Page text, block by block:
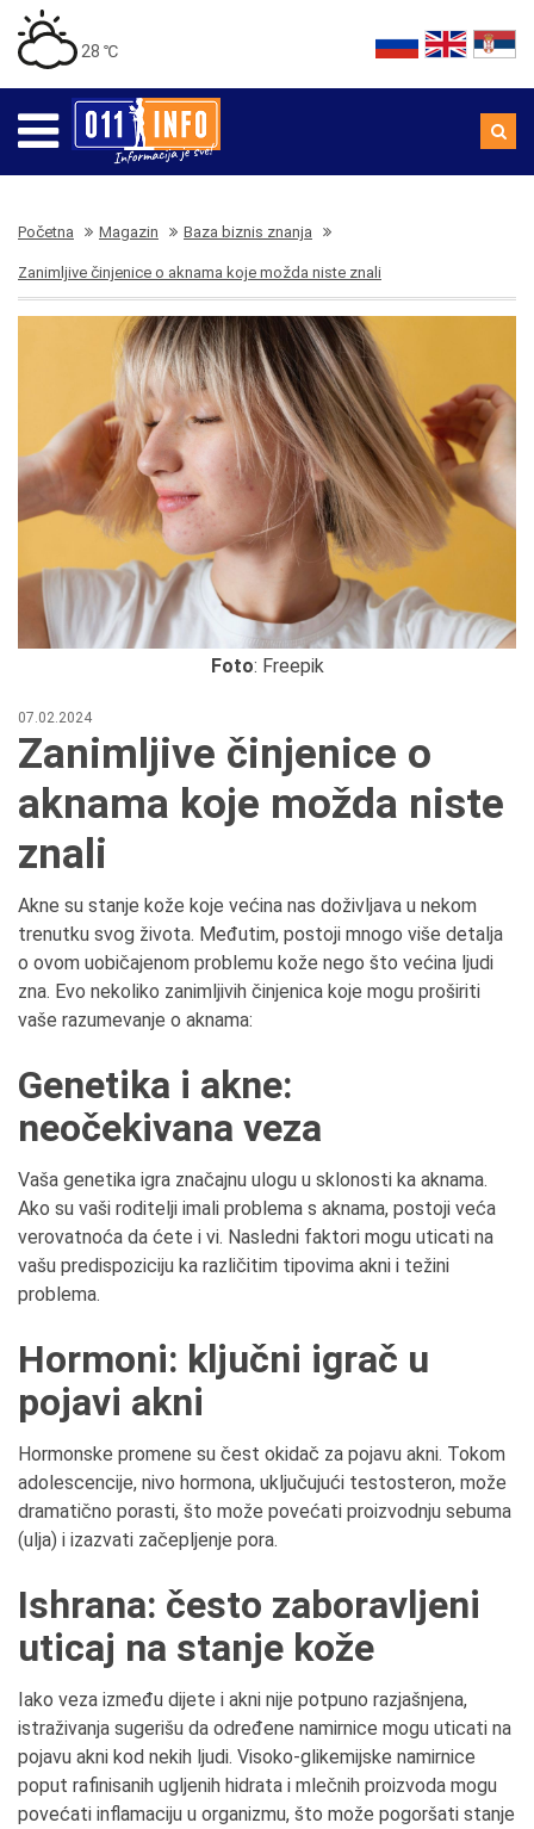
28 ℃
Početna Magazin Baza biznis znanja
Zanimljive činjenice o aknama koje možda niste znali
Foto: Freepik
07.02.2024
Zanimljive činjenice o
aknama koje možda niste
znali
Akne su stanje kože koje većina nas doživljava u nekom
trenutku svog života. Međutim, postoji mnogo više detalja
o ovom uobičajenom problemu kože nego što većina ljudi
zna. Evo nekoliko zanimljivih činjenica koje mogu proširiti
vaše razumevanje o aknama:
Genetika i akne:
neočekivana veza
Vaša genetika igra značajnu ulogu u sklonosti ka aknama.
Ako su vaši roditelji imali problema s aknama, postoji veća
verovatnoća da ćete i vi. Nasledni faktori mogu uticati na
vašu predispoziciju ka različitim tipovima akni i težini
problema.
Hormoni: ključni igrač u
pojavi akni
Hormonske promene su čest okidač za pojavu akni. Tokom
adolescencije, nivo hormona, uključujući testosteron, može
dramatično porasti, što može povećati proizvodnju sebuma
(ulja) i izazvati začepljenje pora.
Ishrana: često zaboravljeni
uticaj na stanje kože
Iako veza između dijete i akni nije potpuno razjašnjena,
istraživanja sugerišu da određene namirnice mogu uticati na
pojavu akni kod nekih ljudi. Visoko-glikemijske namirnice
poput rafinisanih ugljenih hidrata i mlečnih proizvoda mogu
povećati inflamaciju u organizmu, što može pogoršati stanje